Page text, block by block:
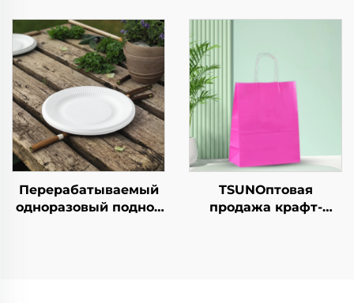
салатов, закусок,
суши, пиццы, хлеба,
конфет, шоколада
или гамбургеров —
для общепита и
крафтовых целей
квадратной формы
из крафт-бумаги для
салата, закусок,
суши, бутербродов,
хлеба, конфет,
шоколада, печенья,
корма для животных
Перерабатываемый
одноразовый поднос
TSUNОптовая
продажа крафт-